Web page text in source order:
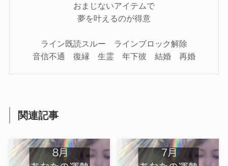
おまじないアイテムで
夢を叶えるのが得意
ライン既読スルー ラインブロック解除
音信不通 復縁 生霊 年下彼 結婚 再婚
関連記事